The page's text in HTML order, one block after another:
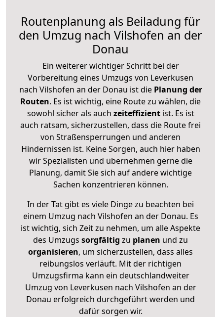
Routenplanung als Beiladung für
den Umzug nach Vilshofen an der
Donau
Ein weiterer wichtiger Schritt bei der
Vorbereitung eines Umzugs von Leverkusen
nach Vilshofen an der Donau ist diePlanung der
Routen. Es ist wichtig, eine Route zu wählen, die
sowohl sicher als auch zeiteffizientist. Es ist
auch ratsam, sicherzustellen, dass die Route frei
von Straßensperrungen und anderen
Hindernissen ist. Keine Sorgen, auch hier haben
wir Spezialisten und übernehmen gerne die
Planung, damit Sie sich auf andere wichtige
Sachen konzentrieren können.
In der Tat gibt es viele Dinge zu beachten bei
einem Umzug nach Vilshofen an der Donau. Es
ist wichtig, sich Zeit zu nehmen, um alle Aspekte
des Umzugs sorgfältig zu planen und zu
organisieren, um sicherzustellen, dass alles
reibungslos verläuft. Mit der richtigen
Umzugsfirma kann ein deutschlandweiter
Umzug von Leverkusen nach Vilshofen an der
Donau erfolgreich durchgeführt werden und
dafür sorgen wir.